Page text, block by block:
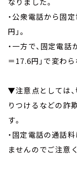
・公衆電話から固
円」。
・一方で、固定電
＝17.6円」で変わら
▼注意点としては
りつけるなどの詐
す。
・固定電話の通話
ませんのでご注意